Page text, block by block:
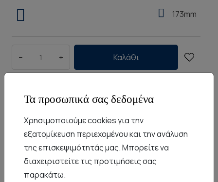
173mm
− + Καλάθι
Ασφαλείς Πληρωμές
Αποστολή εντός 2-3 ημερών
Δωρεάν Μεταφορικά από 49€
Τα προσωπικά σας δεδομένα
Χρησιμοποιούμε cookies για την
εξατομίκευση περιεχομένου και την ανάλυση
της επισκεψιμότητάς μας. Μπορείτε να
διαχειριστείτε τις προτιμήσεις σας
παρακάτω.